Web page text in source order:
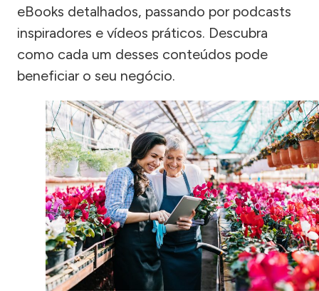
eBooks detalhados, passando por podcasts
inspiradores e vídeos práticos. Descubra
como cada um desses conteúdos pode
beneficiar o seu negócio.